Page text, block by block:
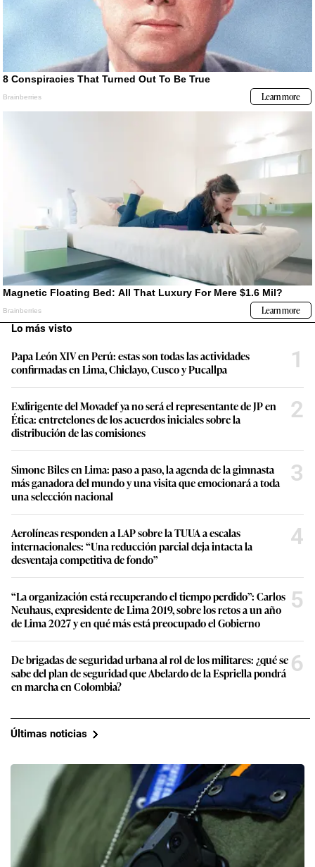
Lo más visto
Papa León XIV en Perú: estas son todas las actividades
confirmadas en Lima, Chiclayo, Cusco y Pucallpa
1
Exdirigente del Movadef ya no será el representante de JP en
Ética: entretelones de los acuerdos iniciales sobre la
distribución de las comisiones
2
Simone Biles en Lima: paso a paso, la agenda de la gimnasta
más ganadora del mundo y una visita que emocionará a toda
una selección nacional
3
Aerolíneas responden a LAP sobre la TUUA a escalas
internacionales: “Una reducción parcial deja intacta la
desventaja competitiva de fondo”
4
“La organización está recuperando el tiempo perdido”: Carlos
Neuhaus, expresidente de Lima 2019, sobre los retos a un año
de Lima 2027 y en qué más está preocupado el Gobierno
5
De brigadas de seguridad urbana al rol de los militares: ¿qué se
sabe del plan de seguridad que Abelardo de la Espriella pondrá
en marcha en Colombia?
6
Últimas noticias